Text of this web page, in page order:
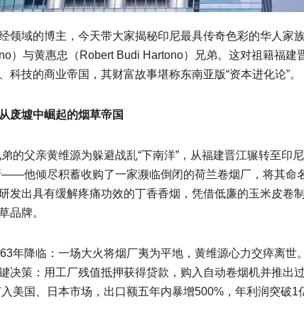
领域的博主，今天带大家揭秘印尼最具传奇色彩的华人
）与黄惠忠（Robert Budi Hartono）兄弟。这对祖籍福建
科技的商业帝国，其财富故事堪称东南亚版“资本进化论”。
废墟中崛起的烟草帝国
的父亲黄维源为躲避战乱“下南洋”，从福建晋江辗转至印
他倾尽积蓄收购了一家濒临倒闭的荷兰卷烟厂，将其命
发出具有缓解疼痛功效的丁香香烟，凭借低廉的玉米皮卷
品牌。
年降临：一场大火将烟厂夷为平地，黄维源心力交瘁离世
决策：用工厂残值抵押获得贷款，购入自动卷烟机并推出
美国、日本市场，出口额五年内暴增500%，年利润突破1